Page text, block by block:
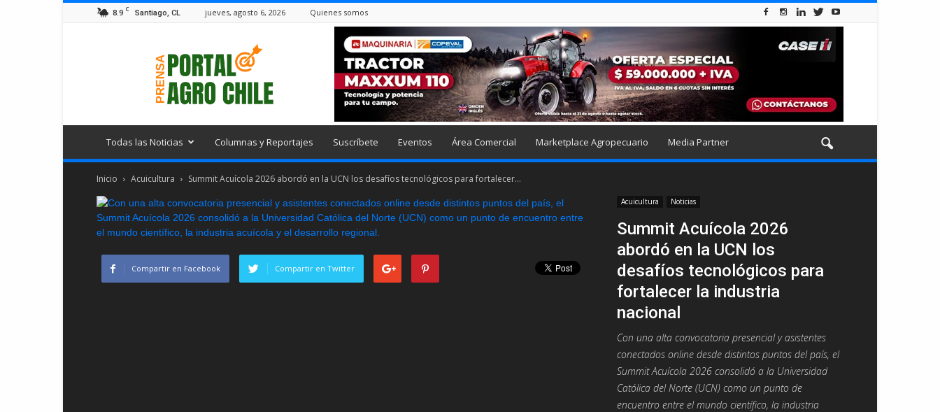
8.9 C Santiago, CL jueves, agosto 6, 2026 Quienes somos
Todas las Noticias Columnas y Reportajes Suscríbete Eventos Área Comercial Marketplace Agropecuario Media Partner
Inicio Acuicultura Summit Acuícola 2026 abordó en la UCN los desafíos tecnológicos para fortalecer...
Acuicultura Noticias
Summit Acuícola 2026
abordó en la UCN los
desafíos tecnológicos para
fortalecer la industria
nacional
Con una alta convocatoria presencial y asistentes
conectados online desde distintos puntos del país, el
Summit Acuícola 2026 consolidó a la Universidad
Católica del Norte (UCN) como un punto de
encuentro entre el mundo científico, la industria
Compartir en Facebook Compartir en Twitter